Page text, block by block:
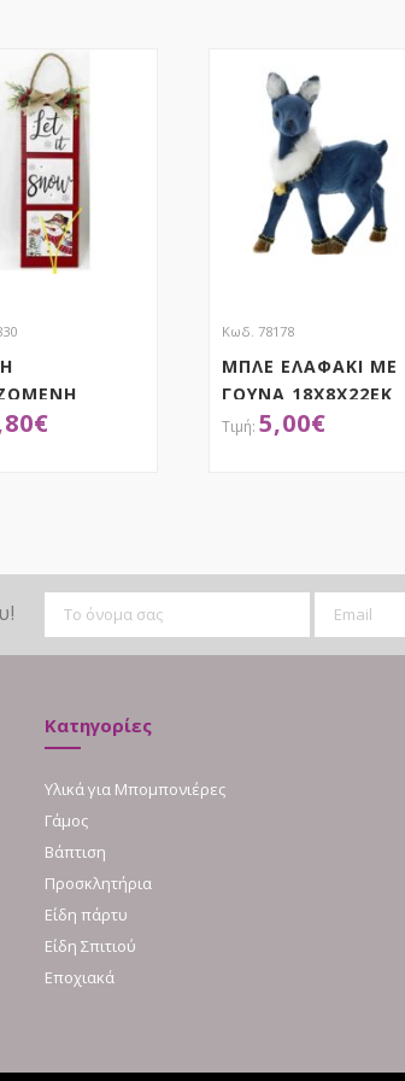
ΤΟΙΧΟΥ
€
Κωδ. 78178
ΜΠΛΕ ΕΛΑΦΑΚΙ ΜΕ
ΓΟΥΝΑ 18Χ8Χ22ΕΚ
5,00€
Κατηγορίες
Υλικά για Μπομπονιέρες
Γάμος
Βάπτιση
Προσκλητήρια
Είδη πάρτυ
Είδη Σπιτιού
Εποχιακά